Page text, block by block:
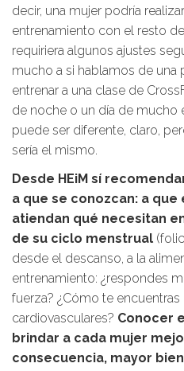
decir, una mujer podría
entrenamiento con el resto
requiriera algunos ajustes
mucho a si hablamos de una
entrenar a una clase de
de noche o un día de mucho
puede ser diferente, claro,
sería el mismo.
Desde HEiM sí
a que se conozcan: a
atiendan qué necesitan
de su ciclo menstrual
desde el descanso, a la
entrenamiento: ¿respondes
fuerza? ¿Cómo te
cardiovasculares? Conocer
brindar a cada mujer
consecuencia, mayor